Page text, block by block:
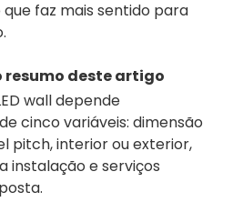
faz mais sentido para
resumo deste artigo
wall depende
cinco variáveis: dimensão
pitch, interior ou exterior,
instalação e serviços